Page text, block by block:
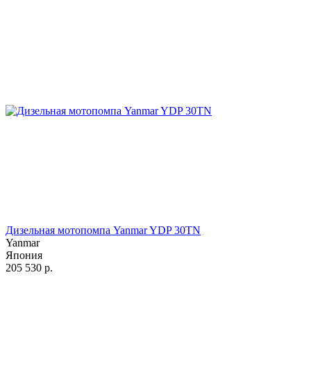
Дизельная мотопомпа Yanmar YDP 30TN
Yanmar
Япония
205 530 р.